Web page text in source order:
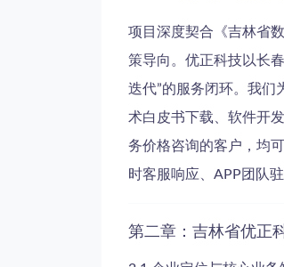
项目深度契合《吉林省
策导向。优正科技以长
迭代”的服务闭环。我们
术白皮书下载、软件开
务价格咨询的客户，均
时客服响应、APP团队
第二章：吉林省优正